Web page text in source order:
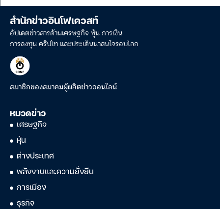
สำนักข่าวอินโฟเควสท์
อัปเดตข่าวสารด้านเศรษฐกิจ หุ้น การเงิน
การลงทุน คริปโท และประเด็นน่าสนใจรอบโลก
สมาชิกของสมาคมผู้ผลิตข่าวออนไลน์
หมวดข่าว
เศรษฐกิจ
หุ้น
ต่างประเทศ
พลังงานและความยั่งยืน
การเมือง
ธุรกิจ